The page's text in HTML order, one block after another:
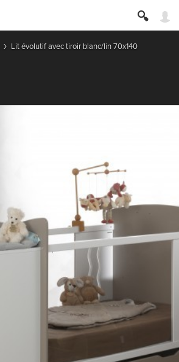
Lit évolutif avec tiroir blanc/lin 70x140